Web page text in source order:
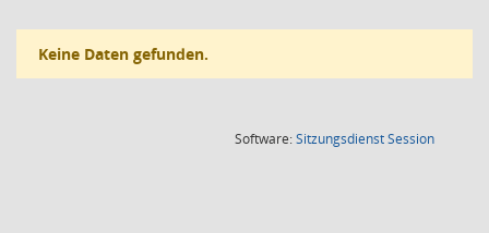
Keine Daten gefunden.
Software:SitzungsdienstSession(Wird in